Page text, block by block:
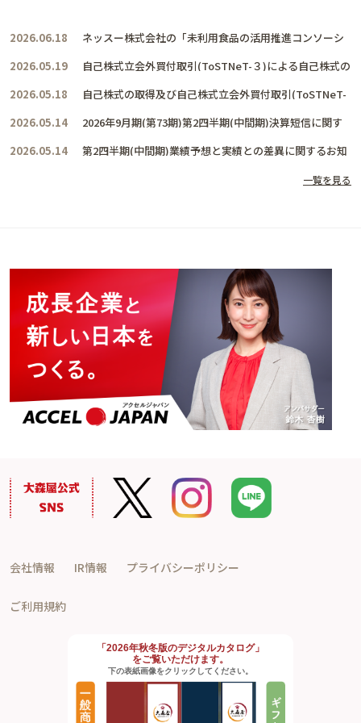
2026.06.18 ネッスー株式会社の「未利用食品の活用推進コンソーシ
2026.05.19
自己株式立会外買付取引(ToSTNeT-３)による自己株式の
2026.05.18
自己株式の取得及び自己株式立会外買付取引(ToSTNeT-
2026.05.14
2026年9月期(第73期)第2四半期(中間期)決算短信に関す
2026.05.14
第2四半期(中間期)業績予想と実績との差異に関するお知
一覧を見る
会社情報 IR情報 プライバシーポリシー
ご利用規約
「2026年秋冬版のデジタルカタログ」
をご覧いただけます。
下の表紙画像をクリックしてください。